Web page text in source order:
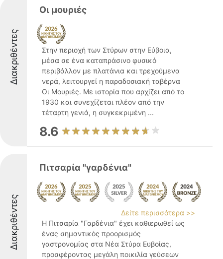
Διακριθέντες
Οι μουριές
Στην περιοχή των Στύρων στην Εύβοια,
μέσα σε ένα καταπράσινο φυσικό
περιβάλλον με πλατάνια και τρεχούμενα
νερά, λειτουργεί η παραδοσιακή ταβέρνα
Οι Μουριές. Με ιστορία που αρχίζει από το
1930 και συνεχίζεται πλέον από την
τέταρτη γενιά, η συγκεκριμένη ...
8.6
Διακριθέντες
Πιτσαρία "γαρδένια"
Δείτε περισσότερα >>
Η Πιτσαρία "Γαρδένια" έχει καθιερωθεί ως
ένας σημαντικός προορισμός
γαστρονομίας στα Νέα Στύρα Ευβοίας,
προσφέροντας μεγάλη ποικιλία γεύσεων